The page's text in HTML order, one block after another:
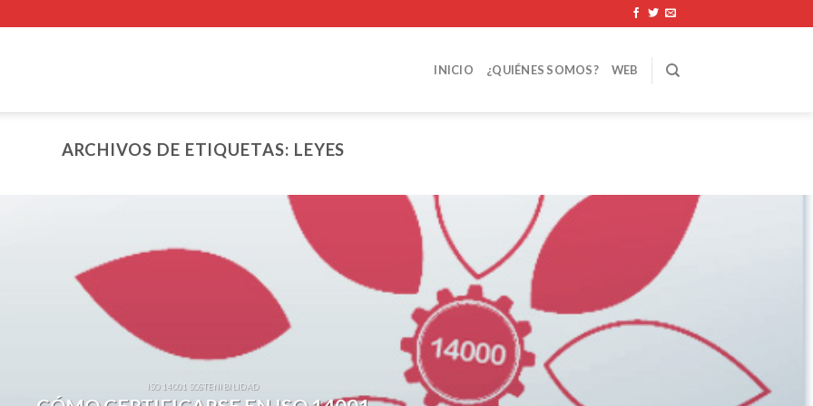
INICIO ¿QUIÉNES SOMOS? WEB
ARCHIVOS DE ETIQUETAS: LEYES
ISO 14001 SOSTENIBILIDAD